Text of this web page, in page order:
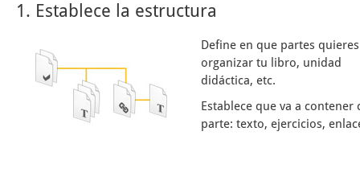
1. Establece la estructura
Define en que partes quieres
organizar tu libro, unidad
didáctica, etc.
Establece que va a contener
parte: texto, ejercicios,